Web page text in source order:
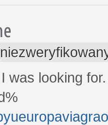
was looking